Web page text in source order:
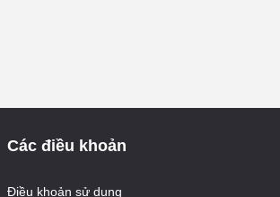
Các điều khoản
Điều khoản sử dụng